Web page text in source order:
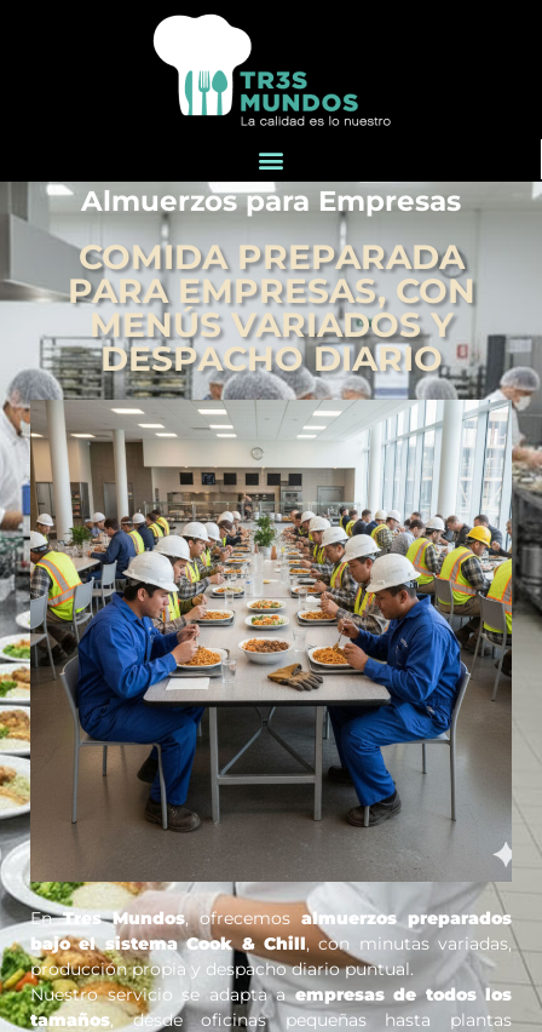
Almuerzos para Empresas
COMIDA PREPARADA
PARA EMPRESAS, CON
MENÚS VARIADOS Y
DESPACHO DIARIO
EnTres Mundos, ofrecemos almuerzos preparados
bajo el sistema Cook & Chill, con minutas variadas,
producción propia y despacho diario puntual.
Nuestro servicio se adapta aempresas de todos los
tamaños, desde oficinas pequeñas hasta plantas